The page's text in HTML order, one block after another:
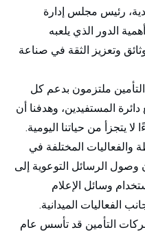
رئيس مجلس إدارة
الدور الذي يلعبه
وتعزيز الثقة في صناعة
ملتزمون بدعم كل
المستفيدين، وهدفنا أن
يتجزأ من حياتنا اليومية.
المختلفة في
الرسائل التوعوية إلى
وسائل الإعلام
الفعاليات الميدانية.
التأمين قد تأسس عام